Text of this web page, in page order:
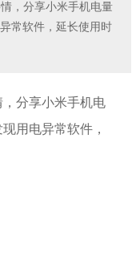
，分享小米手机电量
常软件，延长使用时
分享小米手机电
用电异常软件，